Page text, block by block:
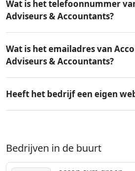
Wat is het telefoonnummer
Adviseurs & Accountants?
Wat is het emailadres van
Adviseurs & Accountants?
Heeft het bedrijf een eigen
Bedrijven in de buurt